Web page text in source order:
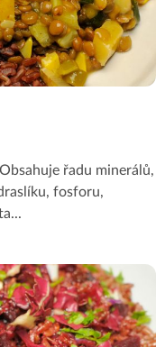
řadu minerálů,
fosforu,
...